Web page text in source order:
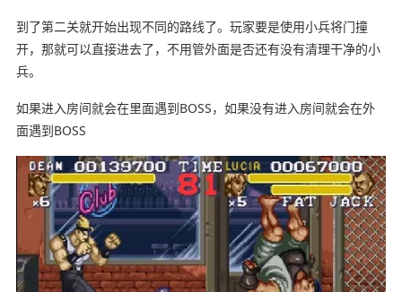
到了第二关就开始出现不同的路线了。玩家要是使用小兵将门撞
开，那就可以直接进去了，不用管外面是否还有没有清理干净的小
兵。
如果进入房间就会在里面遇到BOSS，如果没有进入房间就会在外
面遇到BOSS